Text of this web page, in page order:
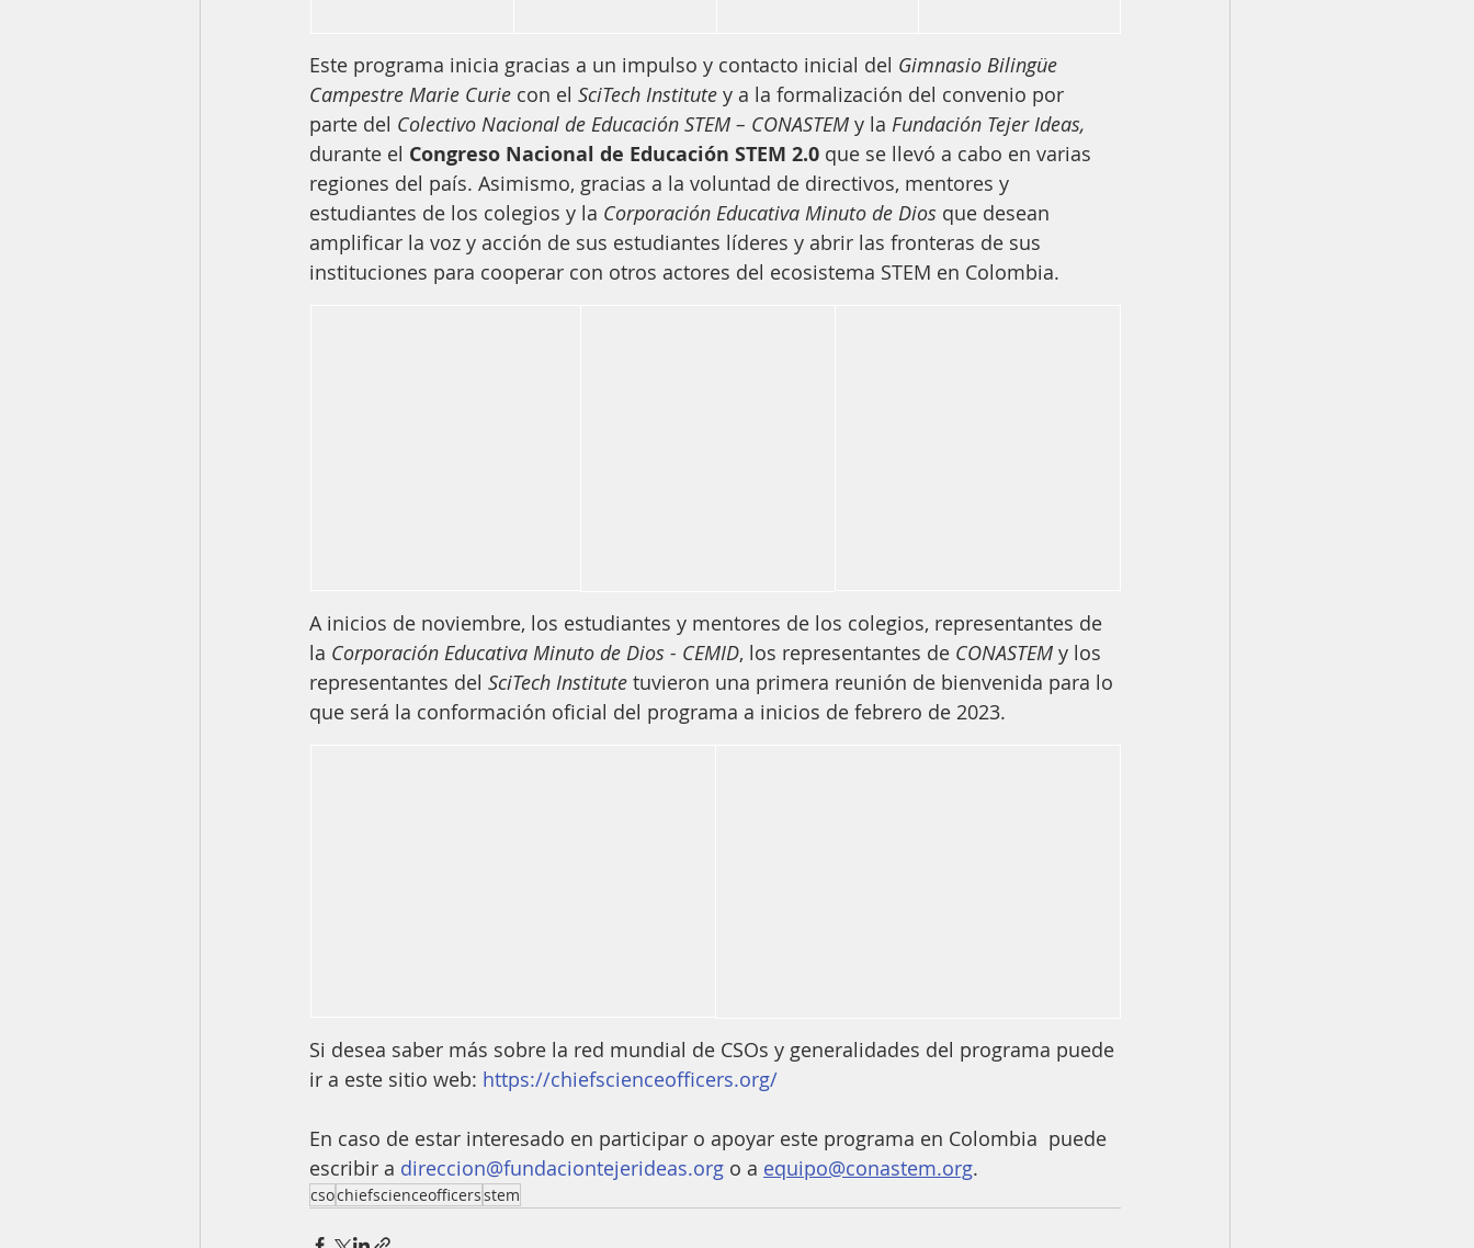
Este programa inicia gracias a un impulso y contacto inicial del Gimnasio Bilingüe
Campestre Marie Curie con el SciTech Institute y a la formalización del convenio por
parte del Colectivo Nacional de Educación STEM – CONASTEM y la Fundación Tejer Ideas,
durante el Congreso Nacional de Educación STEM 2.0 que se llevó a cabo en varias
regiones del país. Asimismo, gracias a la voluntad de directivos, mentores y
estudiantes de los colegios y la Corporación Educativa Minuto de Dios que desean
amplificar la voz y acción de sus estudiantes líderes y abrir las fronteras de sus
instituciones para cooperar con otros actores del ecosistema STEM en Colombia.
A inicios de noviembre, los estudiantes y mentores de los colegios, representantes de
la Corporación Educativa Minuto de Dios - CEMID, los representantes de CONASTEM y los
representantes del SciTech Institute tuvieron una primera reunión de bienvenida para lo
que será la conformación oficial del programa a inicios de febrero de 2023.
Si desea saber más sobre la red mundial de CSOs y generalidades del programa puede
ir a este sitio web: https://chiefscienceofficers.org/
En caso de estar interesado en participar o apoyar este programa en Colombia  puede
escribir a direccion@fundaciontejerideas.org o a equipo@conastem.org.
csochiefscienceofficersstem